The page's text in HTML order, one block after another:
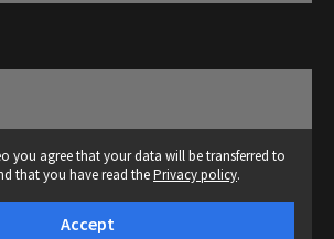
you agree that your data will be transferred to
that you have read thePrivacy policy.
Accept